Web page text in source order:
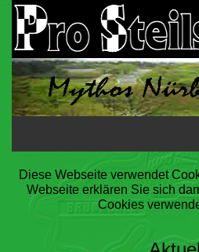
Startseite
Steilstrecke
Diese Webseite verwendet
Webseite erklären Sie sich
Cookies